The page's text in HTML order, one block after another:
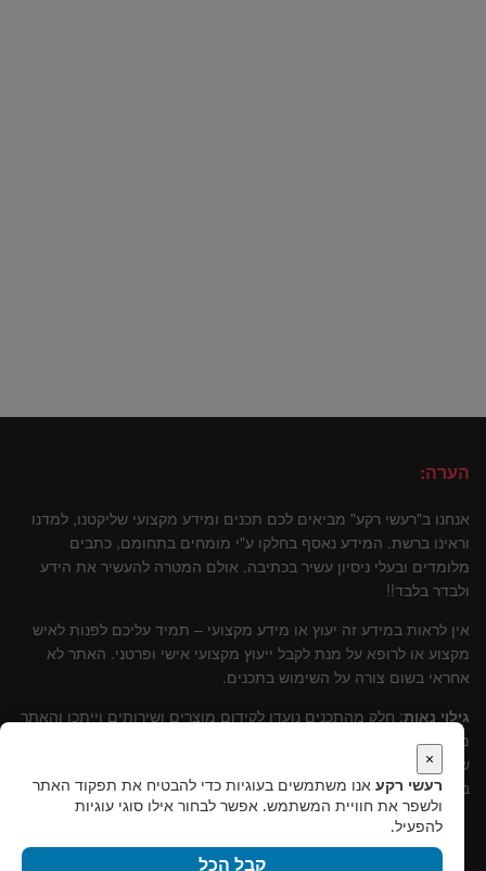
הערה:
אנחנו ב"רעשי רקע" מביאים לכם תכנים ומידע מקצועי שליקטנו, למדנו
וראינו ברשת. המידע נאסף בחלקו ע"י מומחים בתחומם, כתבים
מלומדים ובעלי ניסיון עשיר בכתיבה. אולם המטרה להעשיר את הידע
ולבדר בלבד!!
אין לראות במידע זה יעוץ או מידע מקצועי – תמיד עליכם לפנות לאיש
מקצוע או לרופא על מנת לקבל ייעוץ מקצועי אישי ופרטני. האתר לא
אחראי בשום צורה על השימוש בתכנים.
גילוי נאות: חלק מהתכנים נועדו לקידום מוצרים ושירותים וייתכן והאתר
מקבל עליהם עמלות שונות. אולם, נבהיר, שתמיד עומדת מולנו טובתו
של הקורא ולכן תמיד נמליץ על שירותים ומוצרים שלדעתינו עומדים
בסטנרט איכותי וקידומם יכול להוות תרומה לקוראים.
×
רעשי רקע אנו משתמשים בעוגיות כדי להבטיח את תפקוד האתר
ולשפר את חוויית המשתמש. אפשר לבחור אילו סוגי עוגיות
להפעיל.
קבל הכל